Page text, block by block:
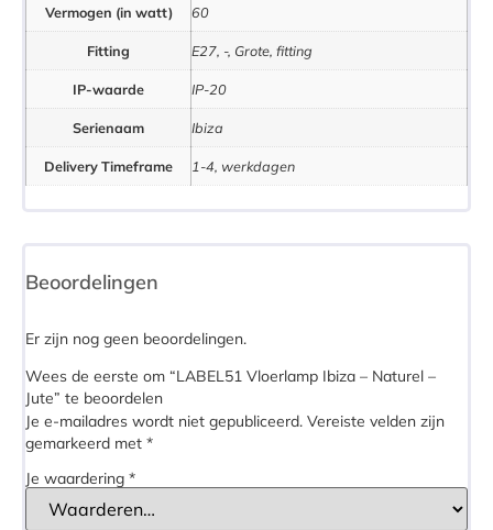
Vermogen (in watt) 60
Fitting E27, -, Grote, fitting
IP-waarde IP-20
Serienaam Ibiza
Delivery Timeframe 1-4, werkdagen
Beoordelingen
Er zijn nog geen beoordelingen.
Wees de eerste om “LABEL51 Vloerlamp Ibiza – Naturel –
Jute” te beoordelen
Je e-mailadres wordt niet gepubliceerd. Vereiste velden zijn
gemarkeerd met *
Je waardering *